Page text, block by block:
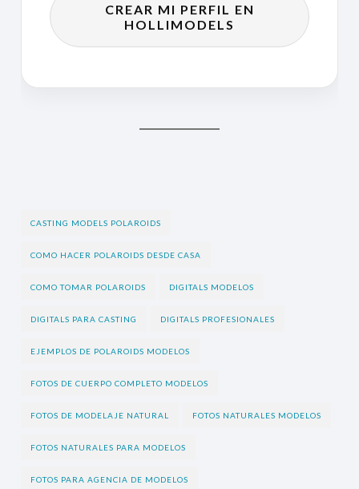
CREAR MI PERFIL EN
HOLLIMODELS
CASTING MODELS POLAROIDS
COMO HACER POLAROIDS DESDE CASA
COMO TOMAR POLAROIDS DIGITALS MODELOS
DIGITALS PARA CASTING DIGITALS PROFESIONALES
EJEMPLOS DE POLAROIDS MODELOS
FOTOS DE CUERPO COMPLETO MODELOS
FOTOS DE MODELAJE NATURAL FOTOS NATURALES MODELOS
FOTOS NATURALES PARA MODELOS
FOTOS PARA AGENCIA DE MODELOS